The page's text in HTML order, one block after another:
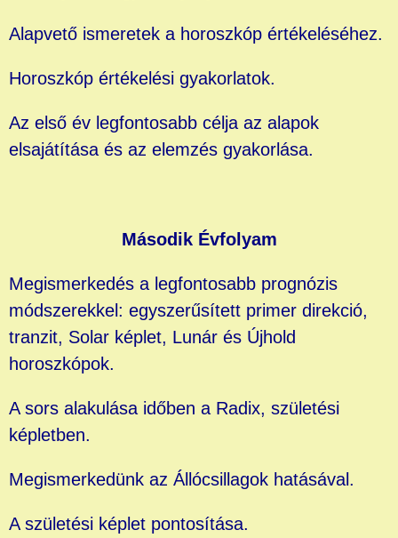
Alapvető ismeretek a horoszkóp értékeléséhez.
Horoszkóp értékelési gyakorlatok.
Az első év legfontosabb célja az alapok
elsajátítása és az elemzés gyakorlása.
Második Évfolyam
Megismerkedés a legfontosabb prognózis
módszerekkel: egyszerűsített primer direkció,
tranzit, Solar képlet, Lunár és Újhold
horoszkópok.
A sors alakulása időben a Radix, születési
képletben.
Megismerkedünk az Állócsillagok hatásával.
A születési képlet pontosítása.